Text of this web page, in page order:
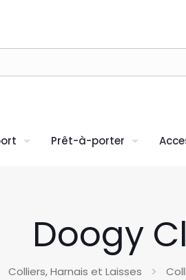
Prêt-à-porter
Doogy
Colliers, Harnais et Laisses